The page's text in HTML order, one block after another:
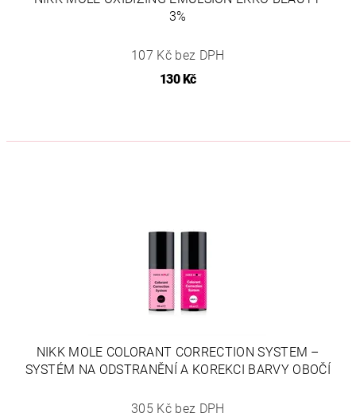
3%
107 Kč bez DPH
130 Kč
NIKK MOLE COLORANT CORRECTION SYSTEM –
SYSTÉM NA ODSTRANĚNÍ A KOREKCI BARVY OBOČÍ
305 Kč bez DPH